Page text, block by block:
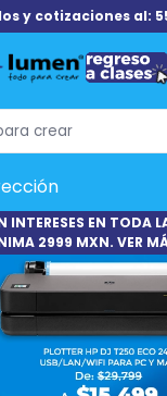
y cotizaciones al:
INTERESES EN TODA
2999 MXN. VER